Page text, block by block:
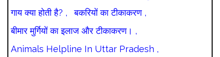
गाय क्या होती है? ,
बकरियों का टीकाकरण ,
बीमार मुर्गियों का इलाज और टीकाकरण। ,
Animals Helpline In Uttar Pradesh ,